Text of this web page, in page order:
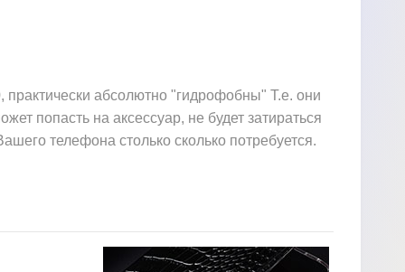
абсолютно "гидрофобны" Т.е. они
попасть на аксессуар, не будет затираться
телефона столько сколько потребуется.